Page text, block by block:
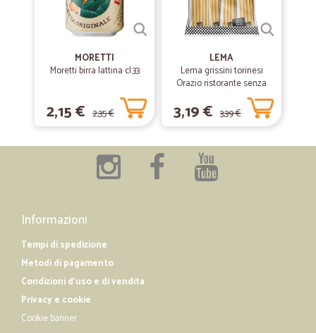
—Paolo B.
Molto bene e Veloce.
25/04/2019
Gianni V.
Sito scoperto recentrmente per caso
velocissima Ho trovato articoli che qui il mio supermercato non ha
piu' Molto soddifatto e consiglio a tutti di provare a fare shopping
MORETTI
Moretti birra lattina cl.33
2,15 € 2,35 €
LEMA
Lema grissini torinesi
Orazio ristorante senza
olio di palma x30 gr.450
3,19 € 3,39 €
Informazioni
Tempi di spedizione
Metodi di pagamento
Condizioni d'uso e di vendita
Privacy e cookie
Cookie banner